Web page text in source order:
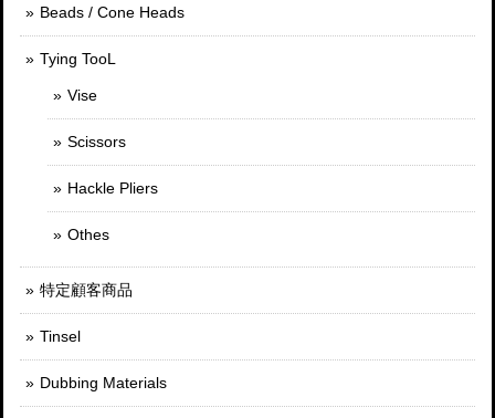
Beads / Cone Heads
Tying TooL
Vise
Scissors
Hackle Pliers
Othes
特定顧客商品
Tinsel
Dubbing Materials